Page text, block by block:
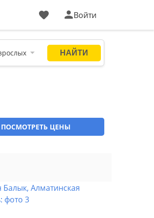
Войти
ПОСМОТРЕТЬ ЦЕНЫ